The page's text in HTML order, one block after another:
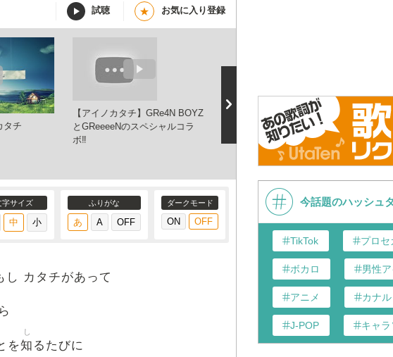
試聴 ★ お気に入り登録
タチ
【アイノカタチ】GRe4N BOYZ
とGReeeeNのスペシャルコラ
ボ‼️
アイノカタチ feat.HIDE
GReeeeN（from 平成武道館
LIFE IS GOING ON AND ON
Live Ver.）
「
ー
披
字サイズ ふりがな ダークモード
し カタチがあって
を知
し
るたびに
今話題のハッシュ
TikTok プロセ
ボカロ 男性
アニメ カナル
J-POP キャラ